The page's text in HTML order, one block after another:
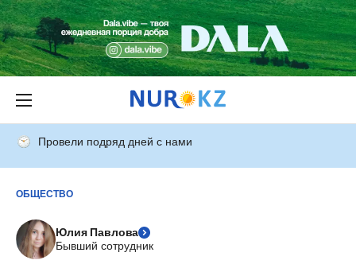
Провели подряд дней с нами
ОБЩЕСТВО
Юлия Павлова
Бывший сотрудник